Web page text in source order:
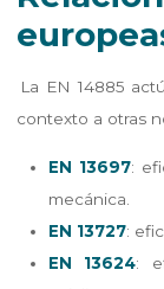
La EN 14885
contexto a otras
EN 13697:
mecánica.
EN 13727:
EN 13624: